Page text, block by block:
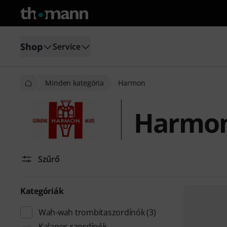
Shop Service
Minden kategória Harmon
Szűrő
Kategóriák
Wah-wah trombitaszordínók(3)